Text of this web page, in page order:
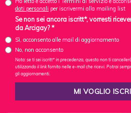
dati personali per iscrivermi alla mailing list
Se non sei ancora iscritt*, vorresti
da Arcigay? *
Sì, acconsento alle mail di aggiornamento
No, non acconsento
Nota: se ti sei iscritt* in precedenza, questo non ti
utilizzando il link fornito nelle e-mail che ricevi. Potrai
gli aggiornamenti.